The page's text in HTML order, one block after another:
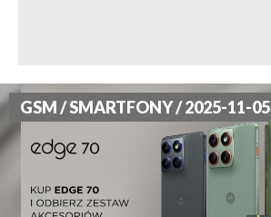
GSM / SMARTFONY / 2025-11-05